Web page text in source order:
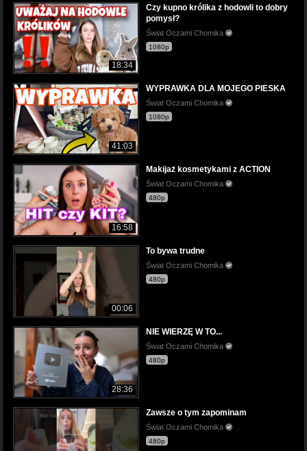
18:34
Czy kupno królika z hodowli to dobry
pomysł?
Świat Oczami Chomika
1080p
41:03
WYPRAWKA DLA MOJEGO PIESKA
Świat Oczami Chomika
1080p
16:58
Makijaż kosmetykami z ACTION
Świat Oczami Chomika
480p
00:06
To bywa trudne
Świat Oczami Chomika
480p
28:36
NIE WIERZĘ W TO...
Świat Oczami Chomika
480p
Zawsze o tym zapominam
Świat Oczami Chomika
480p